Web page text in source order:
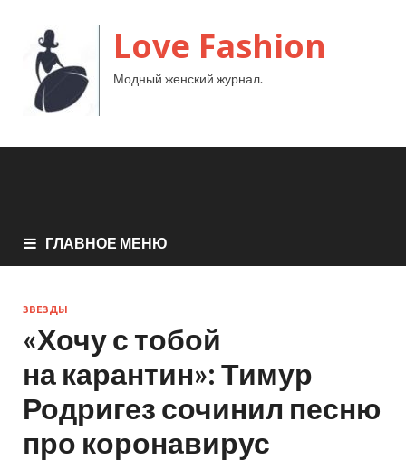
Love Fashion
Модный женский журнал.
ГЛАВНОЕ МЕНЮ
ЗВЕЗДЫ
«Хочу с тобой
на карантин»: Тимур
Родригез сочинил песню
про коронавирус